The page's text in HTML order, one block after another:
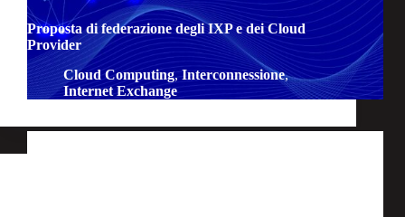
Proposta di federazione degli IXP e dei Cloud
Provider
Cloud Computing,Interconnessione,
Internet Exchange